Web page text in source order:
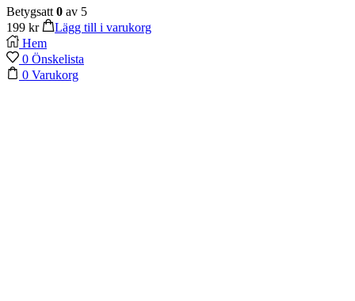
Betygsatt0 av 5
199 kr
Lägg till i varukorg
Hem
0 Önskelista
0 Varukorg